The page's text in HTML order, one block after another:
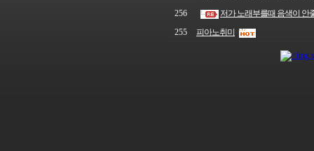
256
저가 노래부를때 음색이 안
255
피아노취미